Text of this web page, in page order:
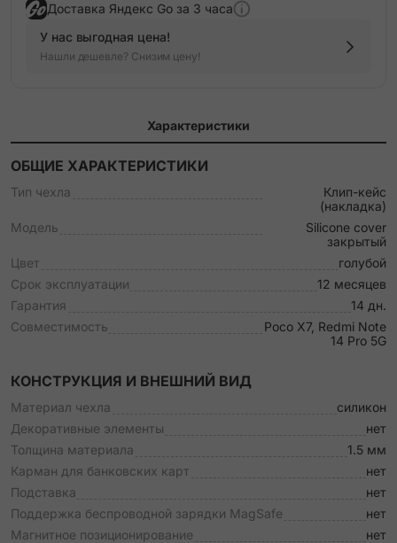
Доставка Яндекс Go за 3 часа
У нас выгодная цена!
Нашли дешевле? Снизим цену!
Характеристики
ОБЩИЕ ХАРАКТЕРИСТИКИ
Тип чехла
Клип-кейс
(накладка)
Модель
Silicone cover
закрытый
Цвет
голубой
Срок эксплуатации
12 месяцев
Гарантия
14 дн.
Совместимость
Poco X7, Redmi Note
14 Pro 5G
КОНСТРУКЦИЯ И ВНЕШНИЙ ВИД
Материал чехла
силикон
Декоративные элементы
нет
Толщина материала
1.5 мм
Карман для банковских карт
нет
Подставка
нет
Поддержка беспроводной зарядки MagSafe
нет
Магнитное позиционирование
нет